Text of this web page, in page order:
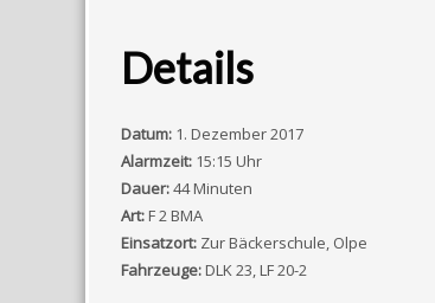
Details
Datum: 1. Dezember 2017
Alarmzeit: 15:15 Uhr
Dauer:44 Minuten
Art:F 2 BMA
Einsatzort: Zur Bäckerschule, Olpe
Fahrzeuge:DLK 23, LF 20-2